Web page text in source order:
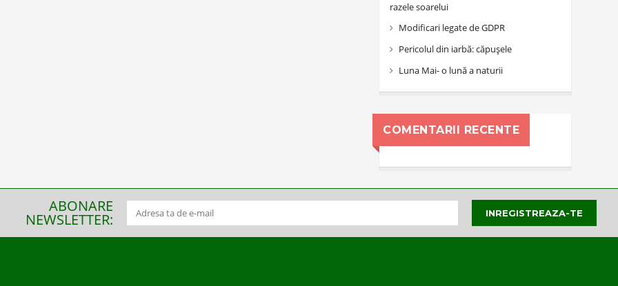
razele soarelui
Modificari legate de GDPR
Pericolul din iarbă: căpușele
Luna Mai- o lună a naturii
COMENTARII RECENTE
ABONARE
NEWSLETTER: